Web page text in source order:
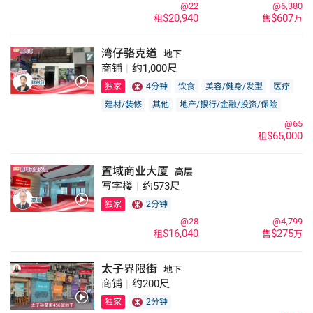
售$607万
@6,380
租$20,940
@22
湾仔骆克道 地下
商铺 约1,000尺
独家 4分钟 饮食 美容/健身/发型
医疗
建材/装修
其他
地产/银行/金融/投资/保险
租$65,000
@65
置域商业大厦 高层
写字楼 约573尺
独家 2分钟
售$275万
@4,799
租$16,040
@28
太子界限街 地下
商铺 约200尺
独家 2分钟